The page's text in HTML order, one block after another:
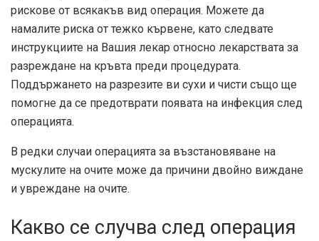
рискове от всякакъв вид операция. Можете да
намалите риска от тежко кървене, като следвате
инструкциите на Вашия лекар относно лекарствата за
разреждане на кръвта преди процедурата.
Поддържането на разрезите ви сухи и чисти също ще
помогне да се предотврати появата на инфекция след
операцията.
В редки случаи операцията за възстановяване на
мускулите на очите може да причини двойно виждане
и увреждане на очите.
Какво се случва след операция